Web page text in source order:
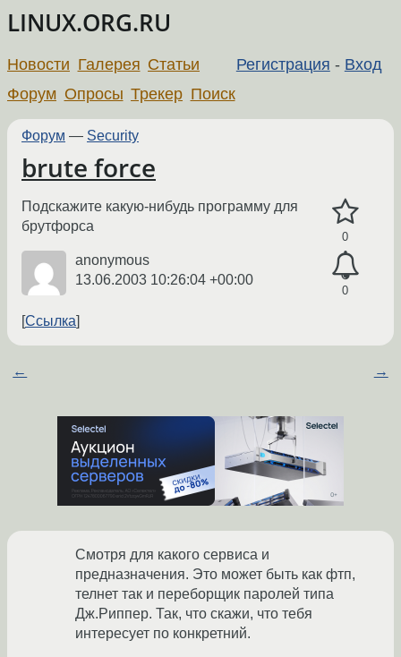
LINUX.ORG.RU
Регистрация - Вход
Новости Галерея Статьи
Форум Опросы Трекер Поиск
Форум — Security
brute force
0
0
Подскажите какую-нибудь программу для
брутфорса
anonymous
13.06.2003 10:26:04 +00:00
Ссылка
← →
Смотря для какого сервиса и
предназначения. Это может быть как фтп,
телнет так и переборщик паролей типа
Дж.Риппер. Так, что скажи, что тебя
интересует по конкретний.